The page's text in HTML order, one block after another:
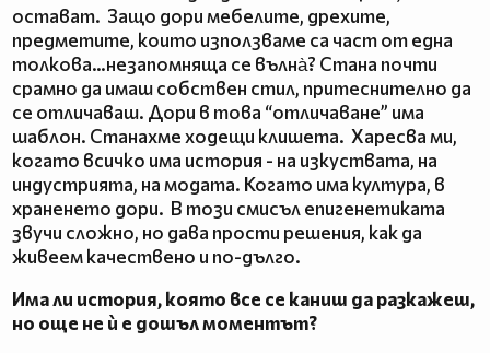
остават. Защо дори мебелите, дрехите,
предметите, които използваме са част от една
толкова…незапомняща се вълна̀? Стана почти
срамно да имаш собствен стил, притеснително да
се отличаваш. Дори в това “отличаване” има
шаблон. Станахме ходещи клишета. Харесва ми,
когато всичко има история - на изкуствата, на
индустрията, на модата. Когато има култура, в
храненето дори. В този смисъл епигенетиката
звучи сложно, но дава прости решения, как да
живеем качествено и по-дълго.
Има ли история, която все се каниш да разкажеш,
но още не ѝ е дошъл моментът?